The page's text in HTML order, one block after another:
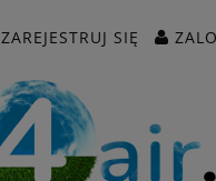
ZAREJESTRUJ SIĘ